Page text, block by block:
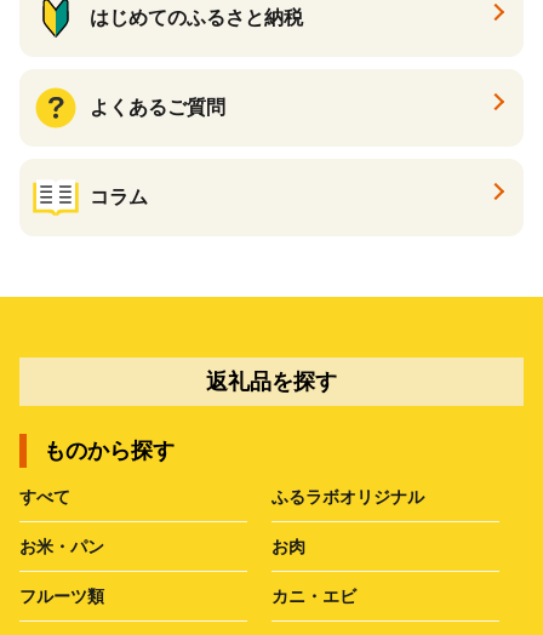
はじめてのふるさと納税
よくあるご質問
コラム
返礼品を探す
ものから探す
すべて ふるラボオリジナル
お米・パン お肉
フルーツ類 カニ・エビ